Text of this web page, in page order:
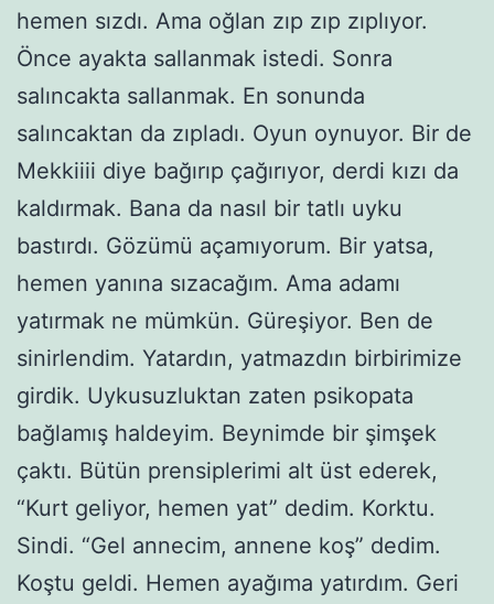
hemen sızdı. Ama oğlan zıp zıp zıplıyor.
Önce ayakta sallanmak istedi. Sonra
salıncakta sallanmak. En sonunda
salıncaktan da zıpladı. Oyun oynuyor. Bir de
Mekkiiii diye bağırıp çağırıyor, derdi kızı da
kaldırmak. Bana da nasıl bir tatlı uyku
bastırdı. Gözümü açamıyorum. Bir yatsa,
hemen yanına sızacağım. Ama adamı
yatırmak ne mümkün. Güreşiyor. Ben de
sinirlendim. Yatardın, yatmazdın birbirimize
girdik. Uykusuzluktan zaten psikopata
bağlamış haldeyim. Beynimde bir şimşek
çaktı. Bütün prensiplerimi alt üst ederek,
“Kurt geliyor, hemen yat” dedim. Korktu.
Sindi. “Gel annecim, annene koş” dedim.
Koştu geldi. Hemen ayağıma yatırdım. Geri